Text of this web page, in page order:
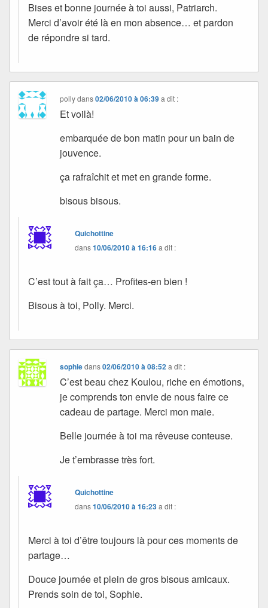
Bises et bonne journée à toi aussi, Patriarch.
Merci d’avoir été là en mon absence… et pardon
de répondre si tard.
pollydans02/06/2010 à 06:39 a dit :
Et voilà!
embarquée de bon matin pour un bain de
jouvence.
ça rafraîchit et met en grande forme.
bisous bisous.
Quichottine
dans10/06/2010 à 16:16a dit :
C’est tout à fait ça… Profites-en bien !
Bisous à toi, Polly. Merci.
sophiedans02/06/2010 à 08:52 a dit :
C’est beau chez Koulou, riche en émotions,
je comprends ton envie de nous faire ce
cadeau de partage. Merci mon maie.
Belle journée à toi ma rêveuse conteuse.
Je t’embrasse très fort.
Quichottine
dans10/06/2010 à 16:23a dit :
Merci à toi d’être toujours là pour ces moments de
partage…
Douce journée et plein de gros bisous amicaux.
Prends soin de toi, Sophie.